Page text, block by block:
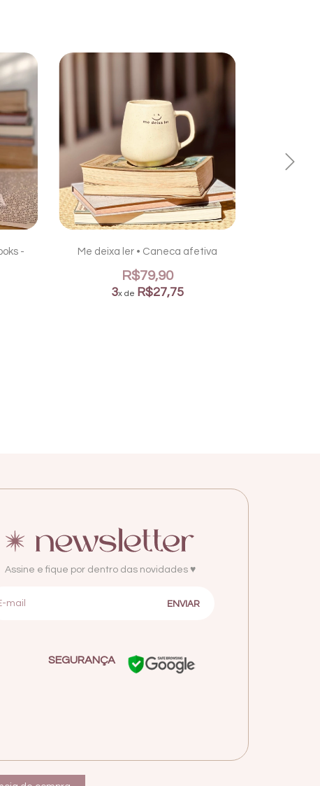
-
Me deixa ler • Caneca afetiva
R$79,90
3x de R$27,75
Assine e fique por dentro das novidades ♥
SEGURANÇA